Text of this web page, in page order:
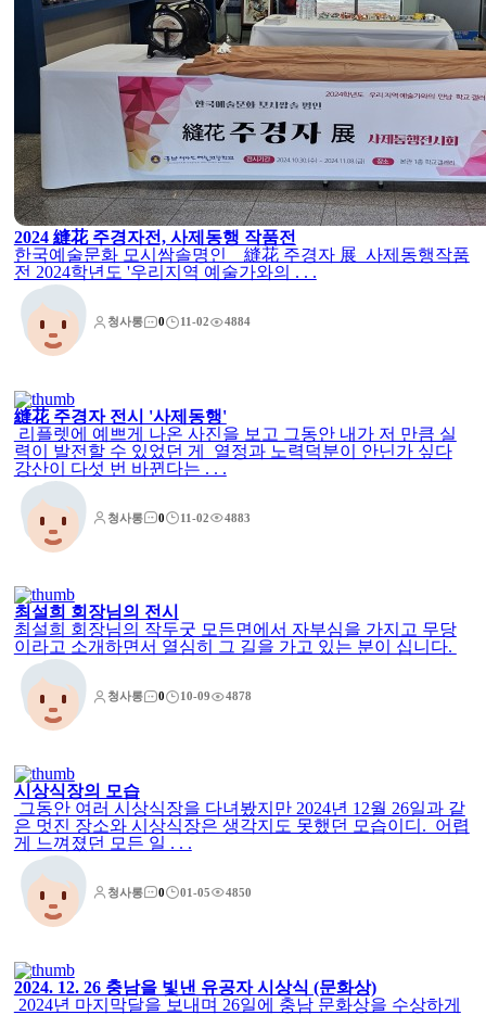
2024 縫花 주경자전, 사제동행 작품전
한국예술문화 모시쌈솔명인 縫花 주경자 展 사제동행작품
전 2024학년도 '우리지역 예술가와의 . . .
청사롱 0 11-02 4884
縫花 주경자 전시 '사제동행'
리플렛에 예쁘게 나온 사진을 보고 그동안 내가 저 만큼 실
력이 발전할 수 있었던 게 열정과 노력덕분이 안닌가 싶다
강산이 다섯 번 바뀐다는 . . .
청사롱 0 11-02 4883
최설희 회장님의 전시
최설희 회장님의 작두굿 모든면에서 자부심을 가지고 무당
이라고 소개하면서 열심히 그 길을 가고 있는 분이 십니다.
청사롱 0 10-09 4878
시상식장의 모습
그동안 여러 시상식장을 다녀봤지만 2024년 12월 26일과 같
은 멋진 장소와 시상식장은 생각지도 못했던 모습이디. 어렵
게 느껴졌던 모든 일 . . .
청사롱 0 01-05 4850
2024. 12. 26 충남을 빛낸 유공자 시상식 (문화상)
2024년 마지막달을 보내며 26일에 충남 문화상을 수상하게